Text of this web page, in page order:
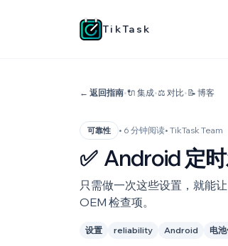
TikTask
← 返回指南•🔌 集成•⚖️ 对比•📝 博客
可靠性 • 6 分钟阅读• TikTask Team
✅ Android 定
只需做一次这些设置，就能
OEM 检查项。
设置 reliability Android 电